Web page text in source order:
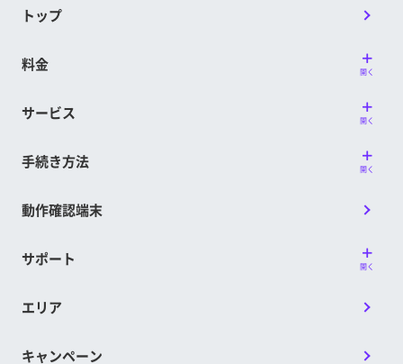
トップ
料金 開く
サービス 開く
手続き方法 開く
動作確認端末
サポート 開く
エリア
キャンペーン